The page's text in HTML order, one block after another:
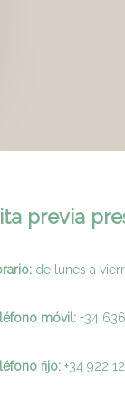
previa
de lunes a
móvil: +34
fijo:+34 922